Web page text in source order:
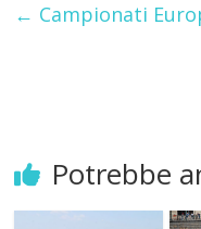
← Campionati
Potrebbe